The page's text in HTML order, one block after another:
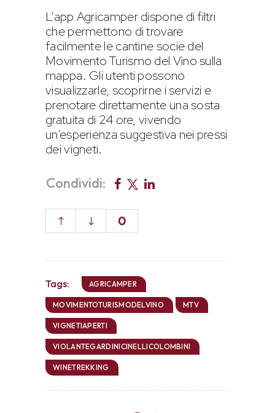
L’app Agricamper dispone di filtri
che permettono di trovare
facilmente le cantine socie del
Movimento Turismo del Vino sulla
mappa. Gli utenti possono
visualizzarle, scoprirne i servizi e
prenotare direttamente una sosta
gratuita di 24 ore, vivendo
un’esperienza suggestiva nei pressi
dei vigneti.
Condividi:
0
Tags: AGRICAMPER
MOVIMENTOTURISMODELVINO MTV
VIGNETIAPERTI
VIOLANTEGARDINICINELLICOLOMBINI
WINETREKKING